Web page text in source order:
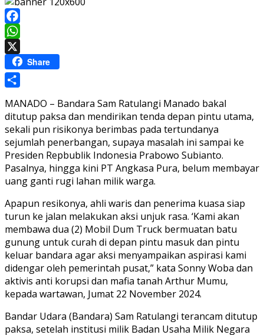
Facebook
WhatsApp
Share
MANADO – Bandara Sam Ratulangi Manado bakal
ditutup paksa dan mendirikan tenda depan pintu utama,
sekali pun risikonya berimbas pada tertundanya
sejumlah penerbangan, supaya masalah ini sampai ke
Presiden Repbublik Indonesia Prabowo Subianto.
Pasalnya, hingga kini PT Angkasa Pura, belum membayar
uang ganti rugi lahan milik warga.
Apapun resikonya, ahli waris dan penerima kuasa siap
turun ke jalan melakukan aksi unjuk rasa. ‘Kami akan
membawa dua (2) Mobil Dum Truck bermuatan batu
gunung untuk curah di depan pintu masuk dan pintu
keluar bandara agar aksi menyampaikan aspirasi kami
didengar oleh pemerintah pusat,” kata Sonny Woba dan
aktivis anti korupsi dan mafia tanah Arthur Mumu,
kepada wartawan, Jumat 22 November 2024.
Bandar Udara (Bandara) Sam Ratulangi terancam ditutup
paksa, setelah institusi milik Badan Usaha Milik Negara